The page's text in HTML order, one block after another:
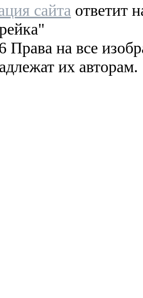
сайта ответит
Права на все
их авторам.